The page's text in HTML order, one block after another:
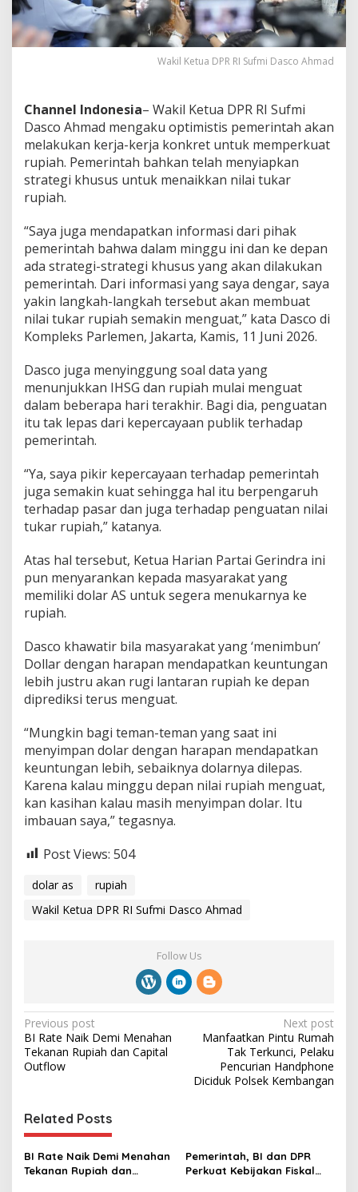
u
p
i
a
p
r
e
d
i
k
e
b
i
h
M
e
n
g
a
t
Wakil Ketua DPR RI Sufmi Dasco Ahmad
Channel Indonesia– Wakil Ketua DPR RI Sufmi
Dasco Ahmad mengaku optimistis pemerintah akan
melakukan kerja-kerja konkret untuk memperkuat
rupiah. Pemerintah bahkan telah menyiapkan
strategi khusus untuk menaikkan nilai tukar
rupiah.
“Saya juga mendapatkan informasi dari pihak
pemerintah bahwa dalam minggu ini dan ke depan
ada strategi-strategi khusus yang akan dilakukan
pemerintah. Dari informasi yang saya dengar, saya
yakin langkah-langkah tersebut akan membuat
nilai tukar rupiah semakin menguat,” kata Dasco di
Kompleks Parlemen, Jakarta, Kamis, 11 Juni 2026.
Dasco juga menyinggung soal data yang
menunjukkan IHSG dan rupiah mulai menguat
dalam beberapa hari terakhir. Bagi dia, penguatan
itu tak lepas dari kepercayaan publik terhadap
pemerintah.
“Ya, saya pikir kepercayaan terhadap pemerintah
juga semakin kuat sehingga hal itu berpengaruh
terhadap pasar dan juga terhadap penguatan nilai
tukar rupiah,” katanya.
Atas hal tersebut, Ketua Harian Partai Gerindra ini
pun menyarankan kepada masyarakat yang
memiliki dolar AS untuk segera menukarnya ke
rupiah.
Dasco khawatir bila masyarakat yang ‘menimbun’
Dollar dengan harapan mendapatkan keuntungan
lebih justru akan rugi lantaran rupiah ke depan
diprediksi terus menguat.
“Mungkin bagi teman-teman yang saat ini
menyimpan dolar dengan harapan mendapatkan
keuntungan lebih, sebaiknya dolarnya dilepas.
Karena kalau minggu depan nilai rupiah menguat,
kan kasihan kalau masih menyimpan dolar. Itu
imbauan saya,” tegasnya.
Post Views: 504
dolar as
rupiah
Wakil Ketua DPR RI Sufmi Dasco Ahmad
Follow Us
P
o
s
n
a
v
Previous post
BI Rate Naik Demi Menahan
Tekanan Rupiah dan Capital
Outflow
Next post
Manfaatkan Pintu Rumah
Tak Terkunci, Pelaku
Pencurian Handphone
Diciduk Polsek Kembangan
Related Posts
BI Rate Naik Demi Menahan
Tekanan Rupiah dan
Pemerintah, BI dan DPR
Perkuat Kebijakan Fiskal